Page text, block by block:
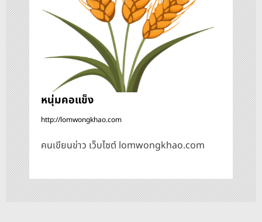
หนุ่มคอแข็ง
http://lomwongkhao.com
คนเขียนข่าว เว็บไซต์ lomwongkhao.com